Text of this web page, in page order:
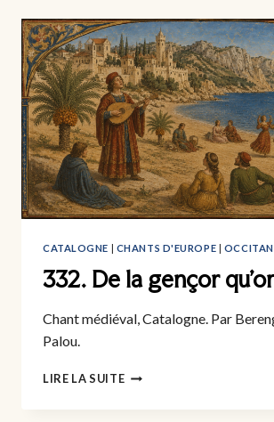
CATALOGNE CHANTS D'EUROPE
332. De la gençor
Chant médiéval, Catalogne. Par
Palou.
LIRE LA SUITE332.